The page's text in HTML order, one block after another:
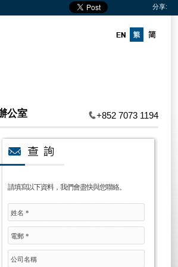
分享:
公室 +852 7073 1194
請填寫以下資料，我們會盡快與您聯絡。